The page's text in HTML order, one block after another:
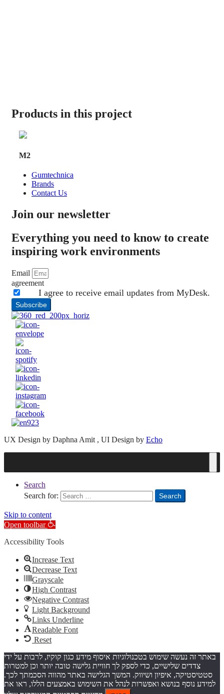
Products in this project
M2
Gumtechnica
Brands
Contact Us
Join our newsletter
Everything you need to know to create
inspiring work environments
Email
agreement
I agree to receive email updates from MyDesk.
Subscribe
UX Design by Daphna Amit , UI Design by Echo
Search
Search for:
Search
Skip to content
Open toolbar
Accessibility Tools
Increase Text
Decrease Text
Grayscale
High Contrast
Negative Contrast
Light Background
Links Underline
Readable Font
Reset
באתר זה נעשה שימוש בטכנולוגיות איסוף מידע כגון קוקיז, לרבות על ידי
צדדים שלישיים, כדי לספק לך חוויית גלישה טובה יותר וכן למטרות
סטטיסטיקה, איפיון ושיווק. המשך הגלישה באתר מהווה הסכמתך לכך.
למידע נוסף בנושא ואפשרות לנהל את השימוש באמצעים הללו, ראו את